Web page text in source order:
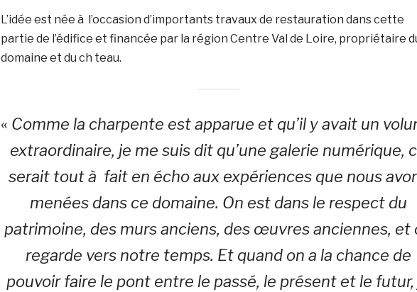
L’idée est née à l’occasion d’importants travaux de restauration dans cette
partie de l’édifice et financée par la région Centre Val de Loire, propriétaire
domaine et du ch teau.
« Comme la charpente est apparue et qu’il y avait un
extraordinaire, je me suis dit qu’une galerie numérique,
serait tout à fait en écho aux expériences que nous
menées dans ce domaine. On est dans le respect du
patrimoine, des murs anciens, des œuvres anciennes, et
regarde vers notre temps. Et quand on a la chance de
pouvoir faire le pont entre le passé, le présent et le futur,